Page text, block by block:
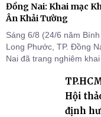
Đồng Nai: Khai mạc
Ân Khải Tường
Sáng 6/8 (24/6 năm
Long Phước, TP. Đồng
Nai đã trang nghiêm
chỗ khu vực VII, VIII và
Hội
định